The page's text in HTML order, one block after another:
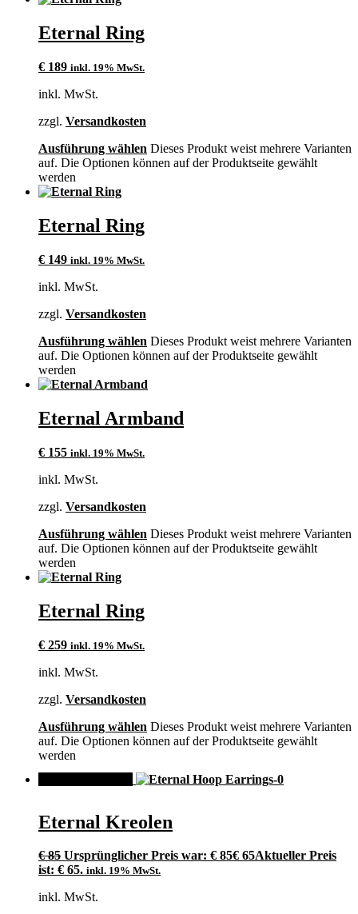
Eternal Ring
€ 189 inkl. 19% MwSt.
inkl. MwSt.
zzgl. Versandkosten
Ausführung wählen Dieses Produkt weist mehrere Varianten
auf. Die Optionen können auf der Produktseite gewählt
werden
Eternal Ring
€ 149 inkl. 19% MwSt.
inkl. MwSt.
zzgl. Versandkosten
Ausführung wählen Dieses Produkt weist mehrere Varianten
auf. Die Optionen können auf der Produktseite gewählt
werden
Eternal Armband
€ 155 inkl. 19% MwSt.
inkl. MwSt.
zzgl. Versandkosten
Ausführung wählen Dieses Produkt weist mehrere Varianten
auf. Die Optionen können auf der Produktseite gewählt
werden
Eternal Ring
€ 259 inkl. 19% MwSt.
inkl. MwSt.
zzgl. Versandkosten
Ausführung wählen Dieses Produkt weist mehrere Varianten
auf. Die Optionen können auf der Produktseite gewählt
werden
Eternal Kreolen
€85 Ursprünglicher Preis war: € 85€ 65Aktueller Preis
ist: € 65. inkl. 19% MwSt.
inkl. MwSt.